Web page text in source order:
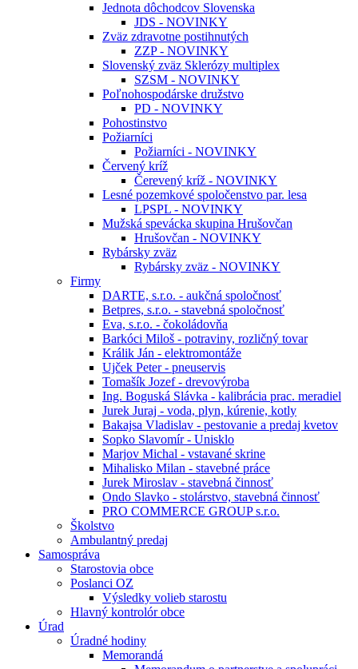
Jednota dôchodcov Slovenska
JDS - NOVINKY
Zväz zdravotne postihnutých
ZZP - NOVINKY
Slovenský zväz Sklerózy multiplex
SZSM - NOVINKY
Poľnohospodárske družstvo
PD - NOVINKY
Pohostinstvo
Požiarníci
Požiarníci - NOVINKY
Červený kríž
Čerevený kríž - NOVINKY
Lesné pozemkové spoločenstvo par. lesa
LPSPL - NOVINKY
Mužská spevácka skupina Hrušovčan
Hrušovčan - NOVINKY
Rybársky zväz
Rybársky zväz - NOVINKY
Firmy
DARTE, s.r.o. - aukčná spoločnosť
Betpres, s.r.o. - stavebná spoločnosť
Eva, s.r.o. - čokoládovňa
Barkóci Miloš - potraviny, rozličný tovar
Králik Ján - elektromontáže
Ujček Peter - pneuservis
Tomašík Jozef - drevovýroba
Ing. Boguská Slávka - kalibrácia prac. meradiel
Jurek Juraj - voda, plyn, kúrenie, kotly
Bakajsa Vladislav - pestovanie a predaj kvetov
Sopko Slavomír - Unisklo
Marjov Michal - vstavané skrine
Mihalisko Milan - stavebné práce
Jurek Miroslav - stavebná činnosť
Ondo Slavko - stolárstvo, stavebná činnosť
PRO COMMERCE GROUP s.r.o.
Školstvo
Ambulantný predaj
Samospráva
Starostovia obce
Poslanci OZ
Výsledky volieb starostu
Hlavný kontrolór obce
Úrad
Úradné hodiny
Memorandá